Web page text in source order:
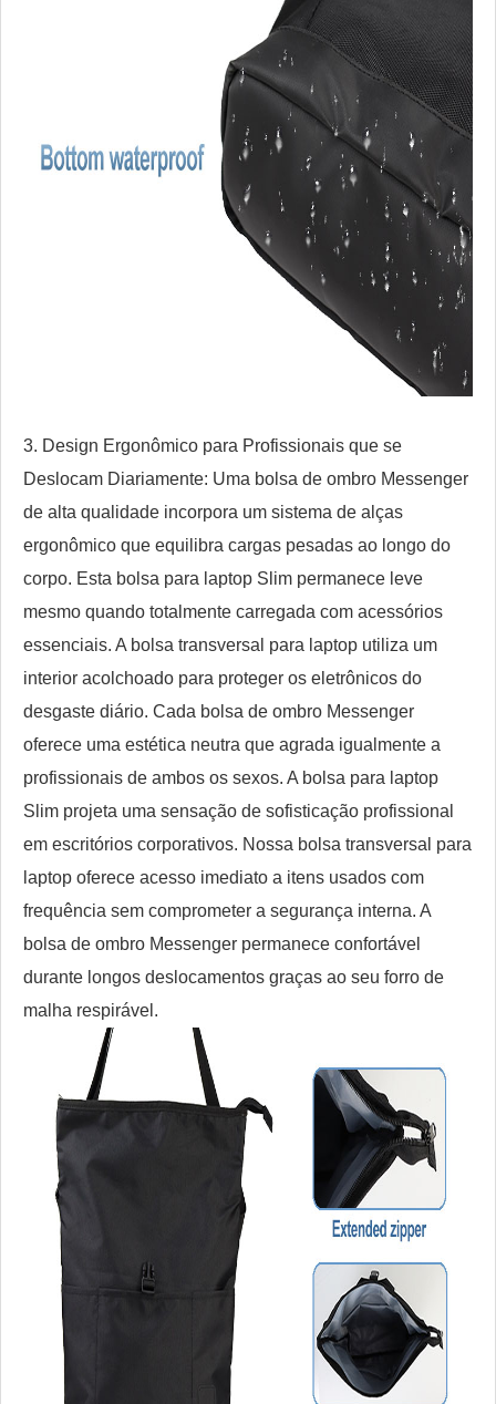
3. Design Ergonômico para Profissionais que se
Deslocam Diariamente: Uma bolsa de ombro Messenger
de alta qualidade incorpora um sistema de alças
ergonômico que equilibra cargas pesadas ao longo do
corpo. Esta bolsa para laptop Slim permanece leve
mesmo quando totalmente carregada com acessórios
essenciais. A bolsa transversal para laptop utiliza um
interior acolchoado para proteger os eletrônicos do
desgaste diário. Cada bolsa de ombro Messenger
oferece uma estética neutra que agrada igualmente a
profissionais de ambos os sexos. A bolsa para laptop
Slim projeta uma sensação de sofisticação profissional
em escritórios corporativos. Nossa bolsa transversal para
laptop oferece acesso imediato a itens usados ​​com
frequência sem comprometer a segurança interna. A
bolsa de ombro Messenger permanece confortável
durante longos deslocamentos graças ao seu forro de
malha respirável.